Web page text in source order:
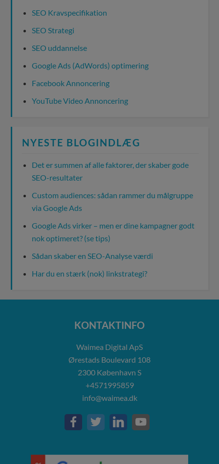
SEO Kravspecifikation
SEO Strategi
SEO uddannelse
Google Ads (AdWords) optimering
Facebook Annoncering
YouTube Video Annoncering
NYESTE BLOGINDLÆG
Det er summen af alle faktorer, der skaber gode
SEO-resultater
Custom audiences: sådan rammer du målgruppe
via Google Ads
Google Ads virker – men er dine kampagner godt
nok optimeret? (se tips)
Sådan skaber en SEO-Analyse værdi
Har du en stærk (nok) linkstrategi?
KONTAKTINFO
Waimea Digital ApS
Ørestads Boulevard 108
2300 København S
+4571995859
info@waimea.dk